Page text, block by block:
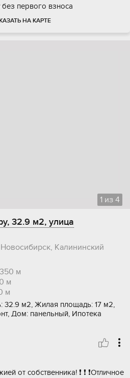
без первого взноса
НА КАРТЕ
1 из 4
32.9 м2, улица
Калининский
м
м
м
32.9 м2, Жилая площадь: 17 м2,
Дом: панельный, Ипотека
от собствeнника! ❗ ❗ ❗Oтличное